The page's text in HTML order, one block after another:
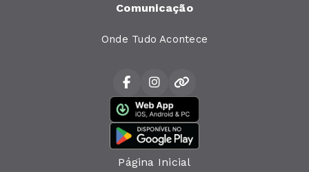
Comunicação
Onde Tudo Acontece
Página Inicial